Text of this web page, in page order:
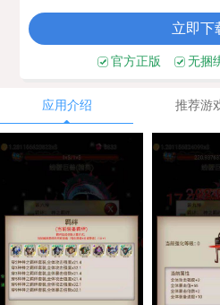
立即下
官方正版 无捆
应用介绍 推荐游